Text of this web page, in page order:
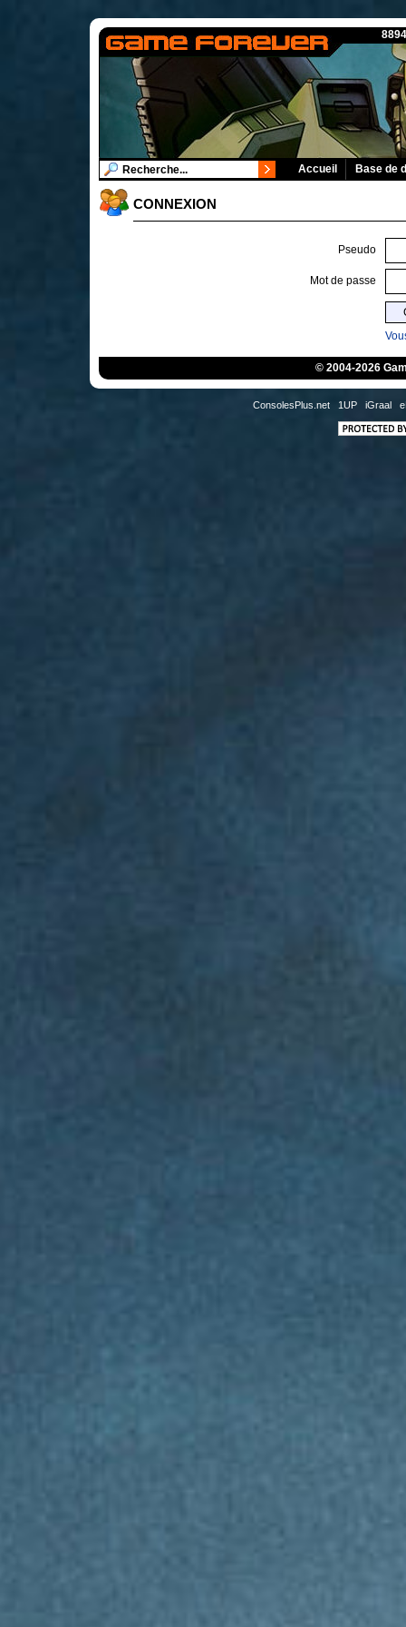
Accueil Base de
CONNEXION
Pseudo
Mot de passe
© 2004-2026
ConsolesPlus.net 1UP iGraal